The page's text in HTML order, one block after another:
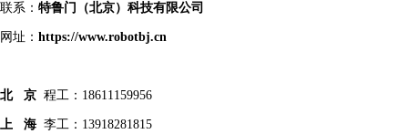
联系： 特鲁门 （北京）科技有限公司
网址： https://www.robotbj.cn
北 京 程工：18611159956
上 海 李工：13918281815